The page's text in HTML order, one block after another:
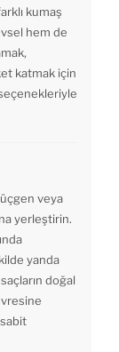
kumaş
hem de
katmak için
üçgen veya
yerleştirin.
yanda
doğal